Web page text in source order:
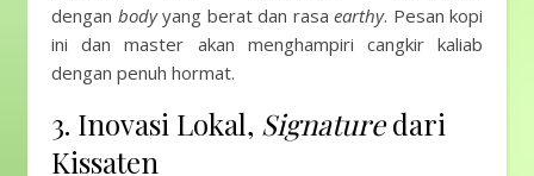
dengan bodyyang berat dan rasa earthy. Pesan kopi
ini dan master akan menghampiri cangkir kaliab
dengan penuh hormat.
3. Inovasi Lokal, Signaturedari
Kissaten